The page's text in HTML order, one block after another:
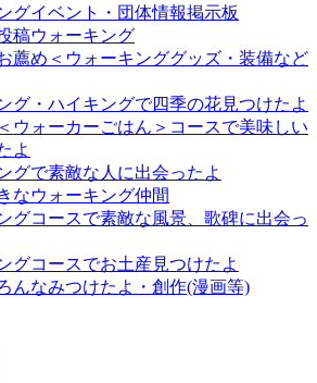
グイベント・団体情報掲示板
稿ウォーキング
薦め＜ウォーキンググッズ・装備など
グ・ハイキングで四季の花見つけたよ
ウォーカーごはん＞コースで美味しい
よ
グで素敵な人に出会ったよ
なウォーキング仲間
グコースで素敵な風景、歌碑に出会っ
グコースでお土産見つけたよ
んなみつけたよ・創作(漫画等)